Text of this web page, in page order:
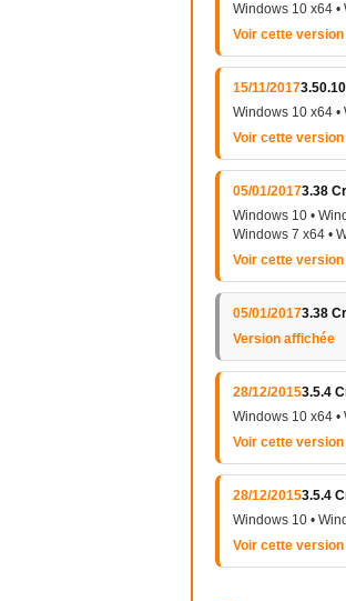
Windows 10 x64 •
Voir cette
15/11/2017
Windows 10 x64 •
Voir cette
05/01/20173.38
Windows 10 •
Windows 7 x64 •
Voir cette
05/01/20173.38
Version affichée
28/12/20153.5.4
Windows 10 x64 •
Voir cette
28/12/20153.5.4
Windows 10 •
Voir cette